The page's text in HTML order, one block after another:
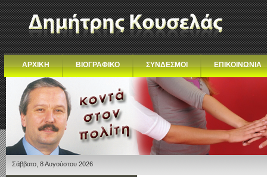
ΑΡΧΙΚΗ ΒΙΟΓΡΑΦΙΚΟ ΣΥΝΔΕΣΜΟΙ ΕΠΙΚΟΙΝΩΝΙΑ
Σάββατο, 8 Αυγούστου 2026